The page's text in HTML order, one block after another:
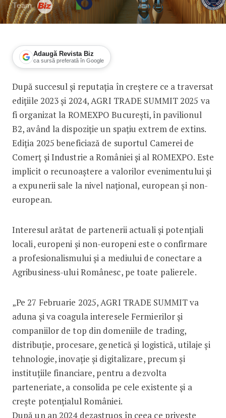
Team
Adaugă Revista Biz
ca sursă preferată în Google
A treia ediție a Agri Trade Summit
După succesul și reputația în creștere ce a traversat
edițiile 2023 și 2024, AGRI TRADE SUMMIT 2025 va
fi organizat la ROMEXPO București, în pavilionul
B2, având la dispoziție un spațiu extrem de extins.
Ediția 2025 beneficiază de suportul Camerei de
Comerț și Industrie a României și al ROMEXPO. Este
implicit o recunoaștere a valorilor evenimentului și
a expunerii sale la nivel național, european și non-
european.
Interesul arătat de partenerii actuali și potențiali
locali, europeni și non-europeni este o confirmare
a profesionalismului și a mediului de conectare a
Agribusiness-ului Românesc, pe toate palierele.
„Pe 27 Februarie 2025, AGRI TRADE SUMMIT va
aduna și va coagula interesele Fermierilor și
companiilor de top din domeniile de trading,
distribuție, procesare, genetică și logistică, utilaje și
tehnologie, inovație și digitalizare, precum și
instituțiile financiare, pentru a dezvolta
parteneriate, a consolida pe cele existente și a
crește potențialul României.
După un an 2024 dezastruos în ceea ce privește